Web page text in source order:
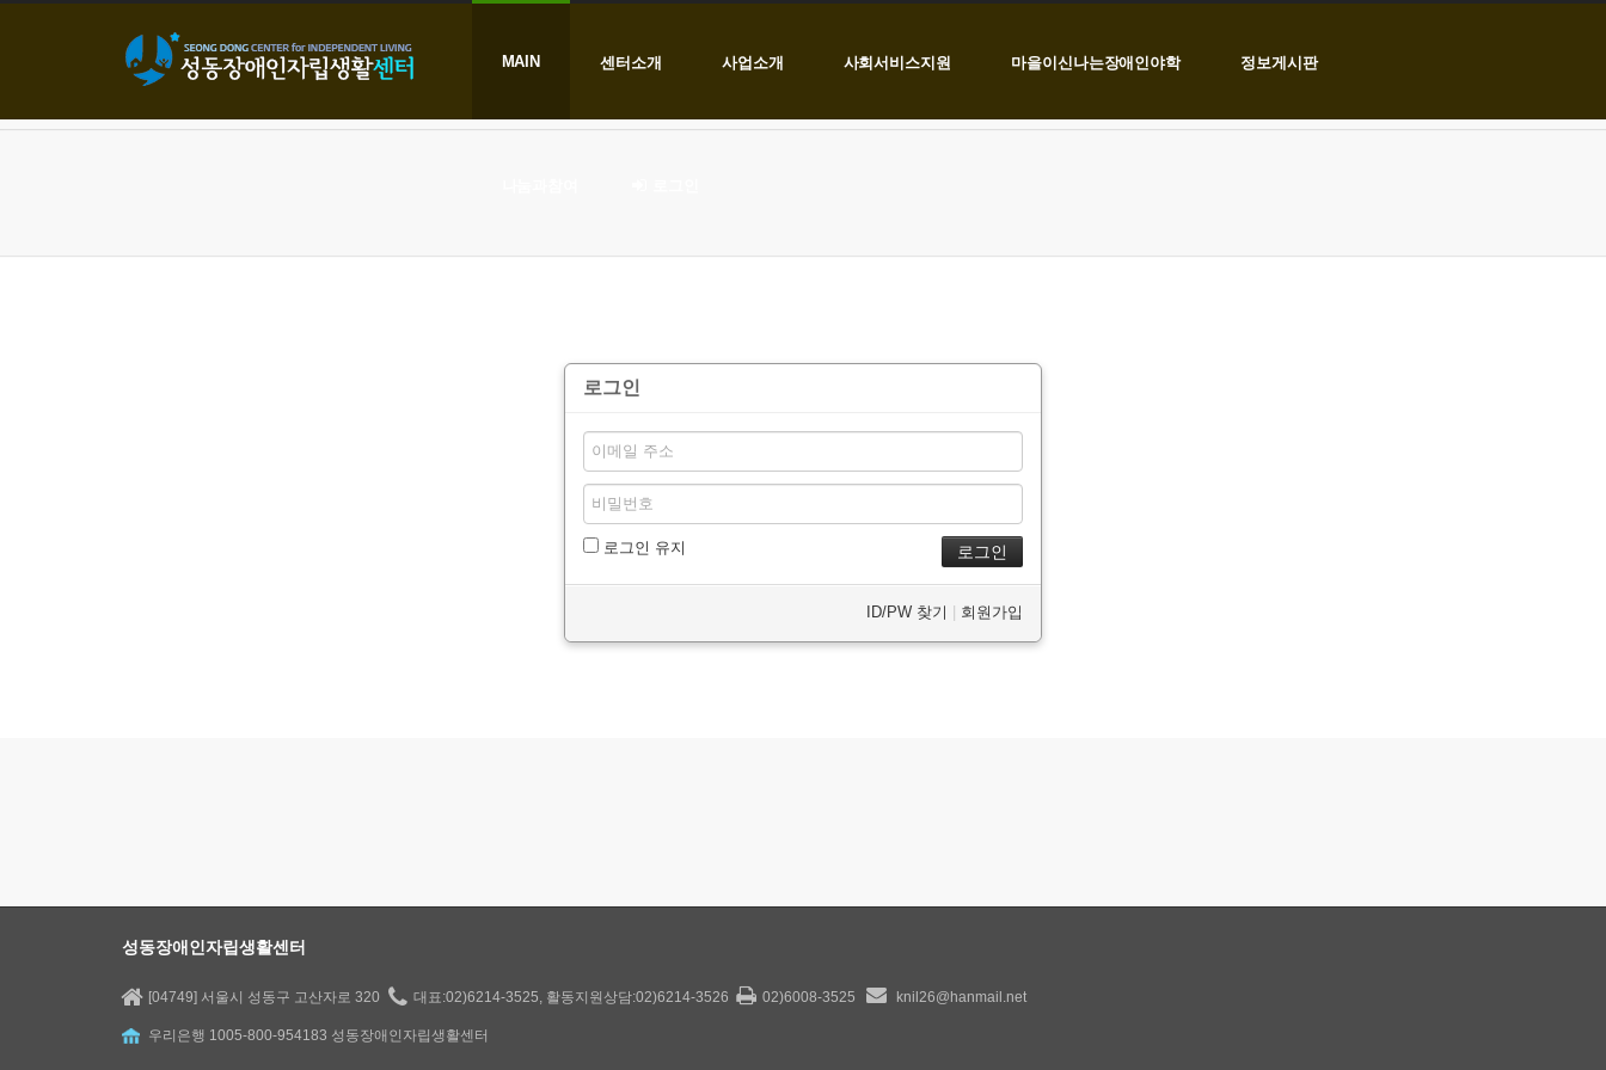
MAIN 센터소개 사업소개 사회서비스지원 마을이신나는장애인야학 정보게시판
로그인
로그인 유지
ID/PW 찾기 회원가입
성동장애인자립생활센터
[04749] 서울시 성동구 고산자로 320 대표:02)6214-3525, 활동지원상담:02)6214-3526 02)6008-3525 knil26@hanmail.net
우리은행 1005-800-954183 성동장애인자립생활센터